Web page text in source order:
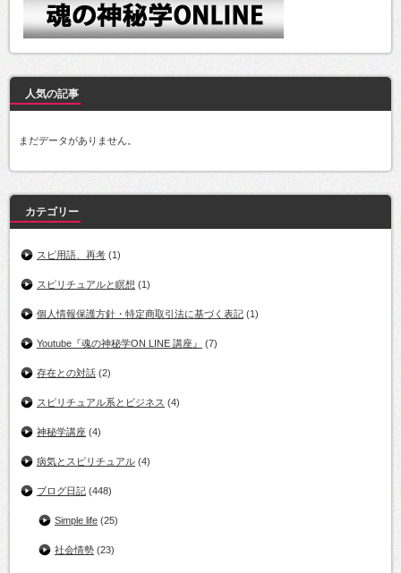
人気の記事
まだデータがありません。
カテゴリー
スピ用語、再考 (1)
スピリチュアルと瞑想 (1)
個人情報保護方針・特定商取引法に基づく表記 (1)
Youtube『魂の神秘学ON LINE 講座』 (7)
存在との対話 (2)
スピリチュアル系とビジネス (4)
神秘学講座 (4)
病気とスピリチュアル (4)
ブログ日記 (448)
Simple life (25)
社会情勢 (23)